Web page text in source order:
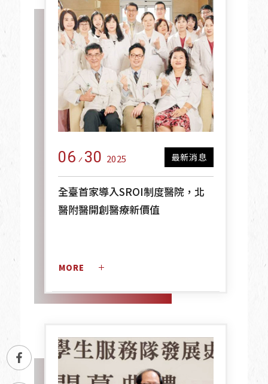
06 30 2025 最新消息
全臺首家導入SROI制度醫院，北
醫附醫開創醫療新價值
MORE